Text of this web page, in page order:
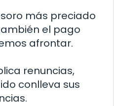
más preciado
el pago
afrontar.
renuncias,
conlleva sus